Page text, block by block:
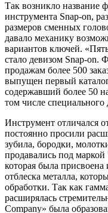
Так возникло
инструмента Snap-on,
размеров сменных
давало механику
вариантов ключей.
стало девизом Snap-on.
продажам более 500
выпущен первый
содержавший более 50
том числе
Инструмент отличался
постоянно просили
зубила, бородки,
продавались под
которая была присвоена
отблеска металла,
обработки. Так как
расширялась
Company» была